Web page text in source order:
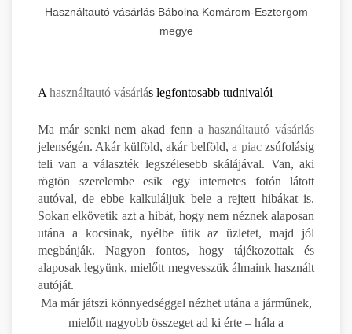
Használtautó vásárlás Bábolna Komárom-Esztergom
megye
A használtautó vásárlás legfontosabb tudnivalói
Ma már senki nem akad fenn a használtautó vásárlás
jelenségén. Akár külföld, akár belföld,a piaczsúfolásig
teli van a választék legszélesebb skálájával. Van, aki
rögtön szerelembe esik egy internetes fotón látott
autóval, de ebbe kalkuláljuk bele a rejtett hibákat is.
Sokan elkövetik azt a hibát, hogy nem néznek alaposan
utána a kocsinak, nyélbe ütik az üzletet, majd jól
megbánják. Nagyon fontos, hogy tájékozottak és
alaposak legyünk, mielőtt megvesszük álmaink használt
autóját.
Ma már játszi könnyedséggel nézhet utána a járműnek,
mielőtt nagyobb összeget ad ki érte – hála a